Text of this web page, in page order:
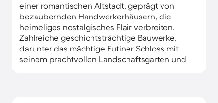
einer romantischen Altstadt, geprägt von
bezaubernden Handwerkerhäusern, die
heimeliges nostalgisches Flair verbreiten.
Zahlreiche geschichtsträchtige Bauwerke,
darunter das mächtige Eutiner Schloss mit
seinem prachtvollen Landschaftsgarten und